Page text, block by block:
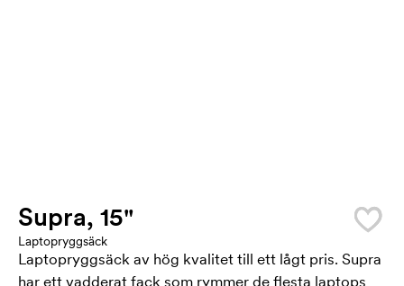
Supra, 15"
Laptopryggsäck
Laptopryggsäck av hög kvalitet till ett lågt pris. Supra
har ett vadderat fack som rymmer de flesta laptops